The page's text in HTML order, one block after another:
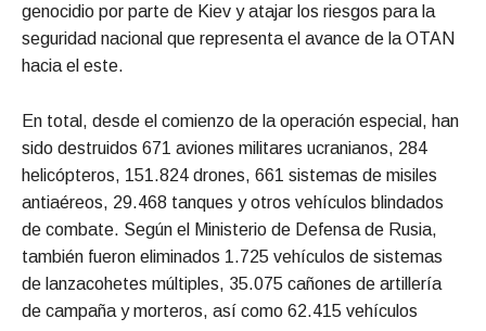
genocidio por parte de Kiev y atajar los riesgos para la
seguridad nacional que representa el avance de la OTAN
hacia el este.
En total, desde el comienzo de la operación especial, han
sido destruidos 671 aviones militares ucranianos, 284
helicópteros, 151.824 drones, 661 sistemas de misiles
antiaéreos, 29.468 tanques y otros vehículos blindados
de combate. Según el Ministerio de Defensa de Rusia,
también fueron eliminados 1.725 vehículos de sistemas
de lanzacohetes múltiples, 35.075 cañones de artillería
de campaña y morteros, así como 62.415 vehículos